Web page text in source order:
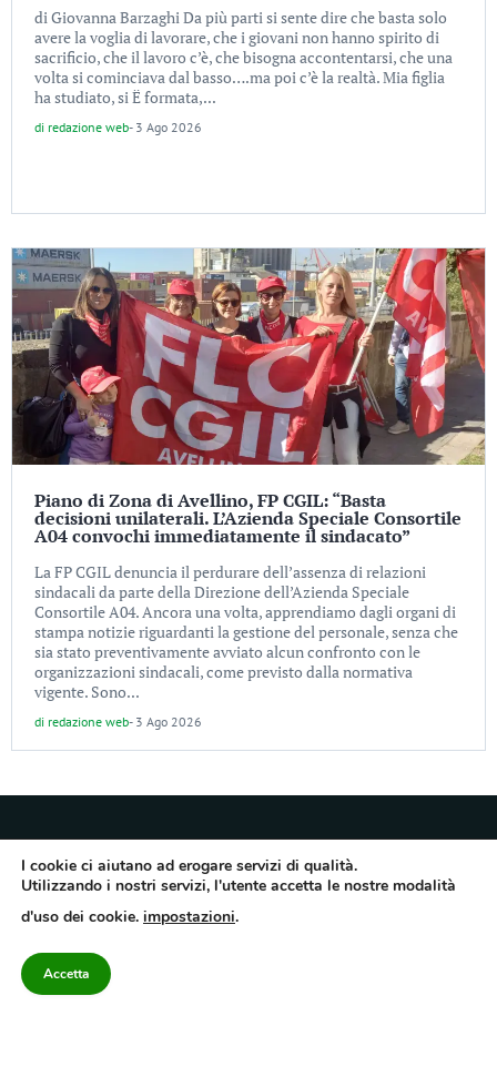
di Giovanna Barzaghi Da più parti si sente dire che basta solo
avere la voglia di lavorare, che i giovani non hanno spirito di
sacrificio, che il lavoro c’è, che bisogna accontentarsi, che una
volta si cominciava dal basso….ma poi c’è la realtà. Mia figlia
ha studiato, si Ë formata,...
di redazione web- 3 Ago 2026
Piano di Zona di Avellino, FP CGIL: “Basta
decisioni unilaterali. L’Azienda Speciale Consortile
A04 convochi immediatamente il sindacato”
La FP CGIL denuncia il perdurare dell’assenza di relazioni
sindacali da parte della Direzione dell’Azienda Speciale
Consortile A04. Ancora una volta, apprendiamo dagli organi di
stampa notizie riguardanti la gestione del personale, senza che
sia stato preventivamente avviato alcun confronto con le
organizzazioni sindacali, come previsto dalla normativa
vigente. Sono...
di redazione web- 3 Ago 2026
Quotidiano dell’Irpinia, a diffusione regionale. Reg. Trib. di Avellino n.7/12 del
10/9/2012. Iscritto nel Registro Operatori di Comunicazione al n.7671
Avellino – Cap.Soc. 20.000 € – REA 187346 – PI/CF. Reg. naz. stampa 10218/99
I cookie ci aiutano ad erogare servizi di qualità.
Utilizzando i nostri servizi, l'utente accetta le nostre modalità
d'uso dei cookie. impostazioni.
Accetta